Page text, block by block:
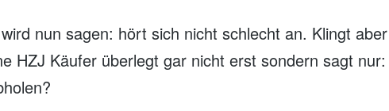
nun sagen: hört sich nicht schlecht an. Klingt aber
HZJ Käufer überlegt gar nicht erst sondern sagt nur: